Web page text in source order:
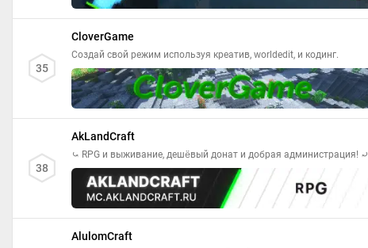
35
CloverGame
Создай свой режим используя креатив, worldedit, и кодинг.
38
AkLandCraft
⤿ RPG и выживание, дешёвый донат и добрая администрация! ⤾
AlulomCraft